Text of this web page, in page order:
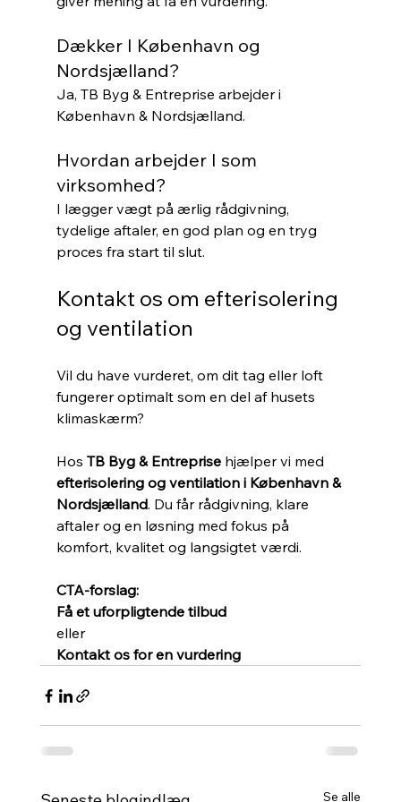
Dækker I København og
Nordsjælland?
Ja, TB Byg & Entreprise arbejder i
København & Nordsjælland.
Hvordan arbejder I som
virksomhed?
I lægger vægt på ærlig rådgivning,
tydelige aftaler, en god plan og en tryg
proces fra start til slut.
Kontakt os om efterisolering
og ventilation
Vil du have vurderet, om dit tag eller loft
fungerer optimalt som en del af husets
klimaskærm?
Hos TB Byg & Entreprise hjælper vi med
efterisolering og ventilation i København &
Nordsjælland. Du får rådgivning, klare
aftaler og en løsning med fokus på
komfort, kvalitet og langsigtet værdi.
CTA-forslag:
Få et uforpligtende tilbud
eller
Kontakt os for en vurdering
Se alle